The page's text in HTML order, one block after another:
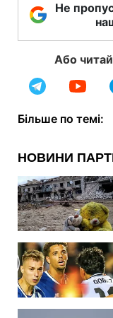
Не
Або
Більше по темі: